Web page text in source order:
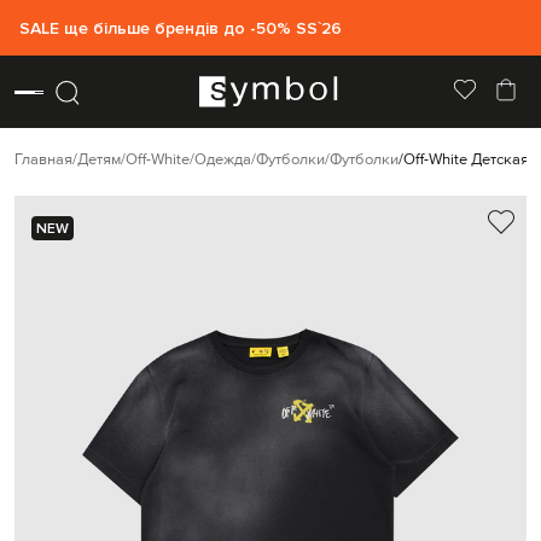
SALE ще більше брендів до -50% SS`26
Главная Детям Off-White Одежда Футболки Футболки Off-White Детская
NEW